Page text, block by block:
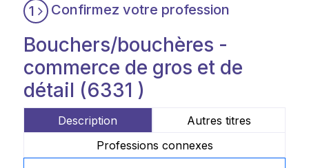
1 Confirmez votre profession
Bouchers/bouchères -
commerce de gros et de
détail (6331 )
Description
Autres titres
Professions connexes